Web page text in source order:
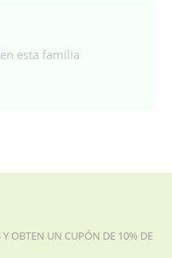
esta familia
Y OBTEN UN CUPÓN DE 10% DE